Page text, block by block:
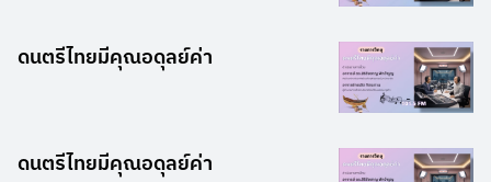
ดนตรีไทยมีคุณอดุลย์ค่า
ดนตรีไทยมีคุณอดุลย์ค่า